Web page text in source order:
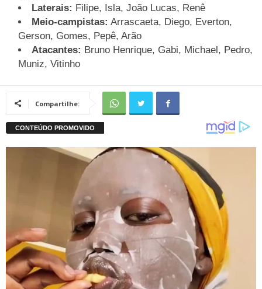
Laterais: Filipe, Isla, João Lucas, Renê
Meio-campistas: Arrascaeta, Diego, Everton,
Gerson, Gomes, Pepê, Arão
Atacantes: Bruno Henrique, Gabi, Michael, Pedro,
Muniz, Vitinho
Compartilhe: